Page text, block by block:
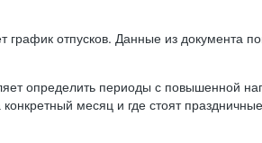
график отпусков. Данные из
определить периоды с повышенной
конкретный месяц и где стоят